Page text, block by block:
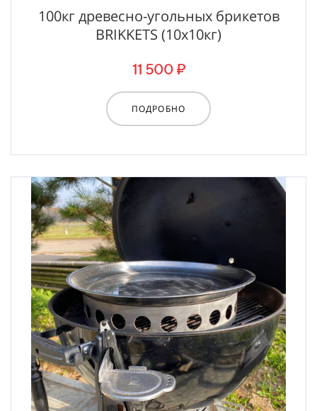
100кг древесно-угольных брикетов
BRIKKETS (10х10кг)
11 500 ₽
ПОДРОБНО